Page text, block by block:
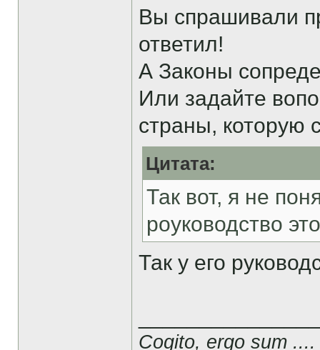
Вы спрашивали
ответил!
А Законы
Или задайте
страны, которую
Цитата:
Так вот, я не
роуководство
Так у его
Cogito, ergo sum ....